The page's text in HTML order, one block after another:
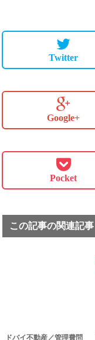
Twitter
Google+
Pocket
この記事の関連記事
ドバイ不動産／管理費問